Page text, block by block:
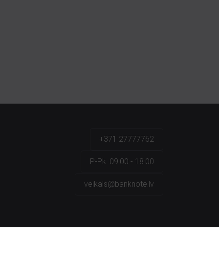
+371 27777762
P.-Pk. 09:00 - 18:00
veikals@banknote.lv